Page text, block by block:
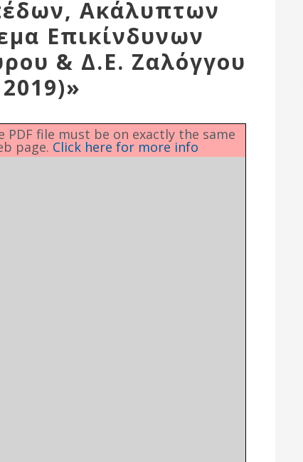
Ακάλυπτων
Επικίνδυνων
& Δ.Ε. Ζαλόγγου
file must be on exactly the same
page. Click here for more info